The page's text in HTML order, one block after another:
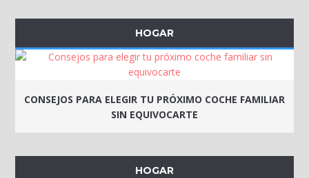
HOGAR
CONSEJOS PARA ELEGIR TU PRÓXIMO COCHE FAMILIAR
SIN EQUIVOCARTE
HOGAR